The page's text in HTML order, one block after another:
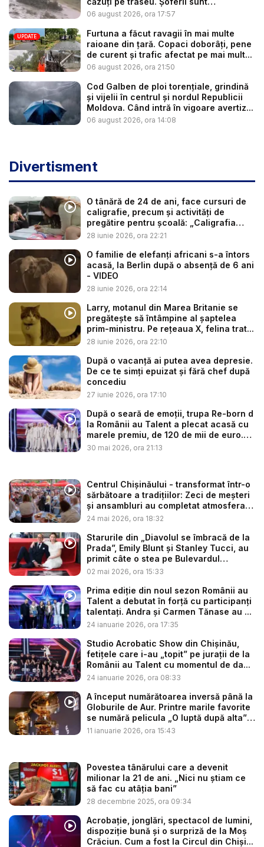
îndemnaț...
06 august 2026, ora 17:57
UPDATE
Furtuna a făcut ravagii în mai multe
raioane din țară. Copaci doborâți, pene
de curent și trafic afectat pe mai mult...
06 august 2026, ora 21:50
Cod Galben de ploi torențiale, grindină
și vijelii în centrul și nordul Republicii
Moldova. Când intră în vigoare avertiz...
06 august 2026, ora 14:08
Divertisment
O tânără de 24 de ani, face cursuri de
caligrafie, precum și activități de
pregătire pentru școală: „Caligrafia
nu...
28 iunie 2026, ora 22:21
O familie de elefanți africani s-a întors
acasă, la Berlin după o absență de 6 ani
- VIDEO
28 iunie 2026, ora 22:14
Larry, motanul din Marea Britanie se
pregătește să întâmpine al șaptelea
prim-ministru. Pe rețeaua X, felina trat...
28 iunie 2026, ora 22:10
După o vacanță ai putea avea depresie.
De ce te simți epuizat și fără chef după
concediu
27 iunie 2026, ora 17:10
După o seară de emoții, trupa Re-born d
la Românii au Talent a plecat acasă cu
marele premiu, de 120 de mii de euro.
„...
30 mai 2026, ora 21:13
Centrul Chișinăului - transformat într-o
sărbătoare a tradițiilor: Zeci de meșteri
și ansambluri au completat atmosfera
c...
24 mai 2026, ora 18:32
Starurile din „Diavolul se îmbracă de la
Prada”, Emily Blunt și Stanley Tucci, au
primit câte o stea pe Bulevardul
Celebr...
02 mai 2026, ora 15:33
Prima ediție din noul sezon Românii au
Talent a debutat în forță cu participanți
talentați. Andra și Carmen Tănase au ...
24 ianuarie 2026, ora 17:35
Studio Acrobatic Show din Chișinău,
fetițele care i-au „topit” pe jurații de la
Românii au Talent cu momentul de da...
24 ianuarie 2026, ora 08:33
A început numărătoarea inversă până la
Globurile de Aur. Printre marile favorite
se numără pelicula „O luptă după alta”,
...
11 ianuarie 2026, ora 15:43
Povestea tânărului care a devenit
milionar la 21 de ani. „Nici nu știam ce
să fac cu atâția bani”
28 decembrie 2025, ora 09:34
Acrobație, jonglări, spectacol de lumini,
dispoziție bună și o surpriză de la Moș
Crăciun. Cum a fost la Circul din Chiși...